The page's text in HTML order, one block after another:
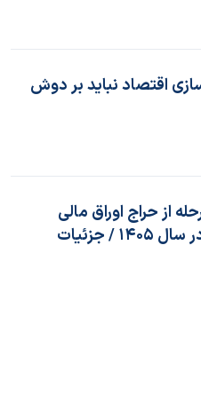
اقتصاد نباید بر دوش
از حراج اوراق مالی
اسلامی دولتی در سال ۱۴۰۵ / جزئیات